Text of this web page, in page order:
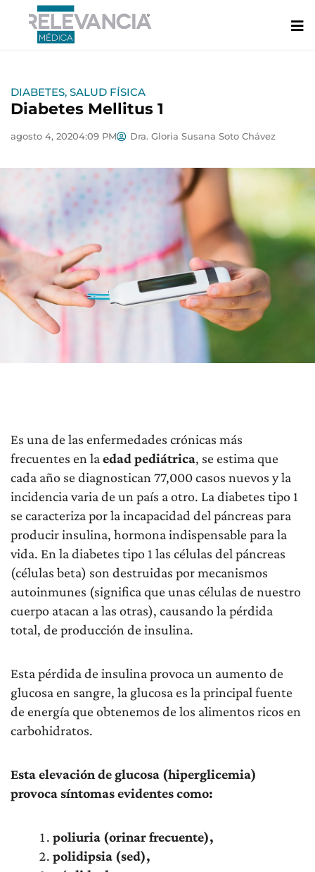
contenido
DIABETES, SALUD FÍSICA
Diabetes Mellitus 1
agosto 4, 20204:09 PM Dra. Gloria Susana Soto Chávez
Es una de las enfermedades crónicas más
frecuentes en la edad pediátrica, se estima que
cada año se diagnostican 77,000 casos nuevos y la
incidencia varia de un país a otro. La diabetes tipo 1
se caracteriza por la incapacidad del páncreas para
producir insulina, hormona indispensable para la
vida. En la diabetes tipo 1 las células del páncreas
(células beta) son destruidas por mecanismos
autoinmunes (significa que unas células de nuestro
cuerpo atacan a las otras), causando la pérdida
total, de producción de insulina.
Esta pérdida de insulina provoca un aumento de
glucosa en sangre, la glucosa es la principal fuente
de energía que obtenemos de los alimentos ricos en
carbohidratos.
Esta elevación de glucosa (hiperglicemia)
provoca síntomas evidentes como:
poliuria (orinar frecuente),
polidipsia (sed),